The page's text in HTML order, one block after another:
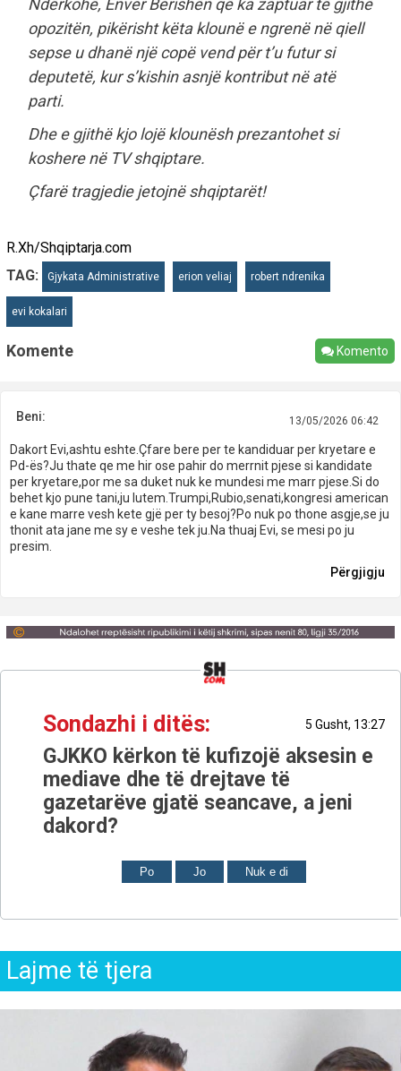
Ndërkohë, Enver Berishën që ka zaptuar të gjithë
opozitën, pikërisht këta klounë e ngrenë në qiell
sepse u dhanë një copë vend për t’u futur si
deputetë, kur s’kishin asnjë kontribut në atë
parti.
Dhe e gjithë kjo lojë klounësh prezantohet si
koshere në TV shqiptare.
Çfarë tragjedie jetojnë shqiptarët!
R.Xh/Shqiptarja.com
TAG:
Gjykata Administrative erion veliaj robert ndrenika
evi kokalari
Komente Komento
Beni: 13/05/2026 06:42
Dakort Evi,ashtu eshte.Çfare bere per te kandiduar per kryetare e
Pd-ës?Ju thate qe me hir ose pahir do merrnit pjese si kandidate
per kryetare,por me sa duket nuk ke mundesi me marr pjese.Si do
behet kjo pune tani,ju lutem.Trumpi,Rubio,senati,kongresi american
e kane marre vesh kete gjë per ty besoj?Po nuk po thone asgje,se ju
thonit ata jane me sy e veshe tek ju.Na thuaj Evi, se mesi po ju
presim.
Përgjigju
Sondazhi i ditës: 5 Gusht, 13:27
GJKKO kërkon të kufizojë aksesin e
mediave dhe të drejtave të
gazetarëve gjatë seancave, a jeni
dakord?
Po Jo Nuk e di
Lajme të tjera